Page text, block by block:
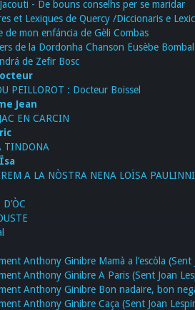
- De bouns conselhs per se maridar
et Lexiques de Quercy /Diccionaris e
de mon enfáncia de Gèli Combas
de la Dordonha Chanson Eusèbe
de Zefir Bosc
PEILLOROT : Docteur Boissel
Jean
EN CARCIN
TINDONA
A LA NÒSTRA NENA LOÏSA
Anthony Ginibre Mamà a l’escòla (Sent
Anthony Ginibre A Paris (Sent Joan
Anthony Ginibre Bon nadaire, bon
Anthony Ginibre Caça (Sent Joan